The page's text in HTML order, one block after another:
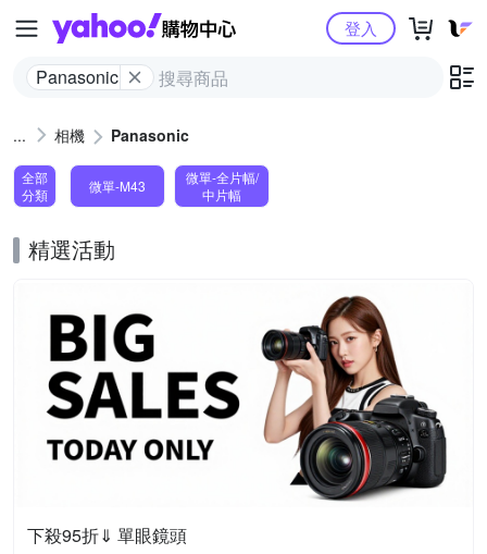
Yahoo購物中心
Panasonic
登入
相機 Panasonic
全部
分類
微單-M43
微單-全片幅/
中片幅
精選活動
下殺95折⇓ 單眼鏡頭